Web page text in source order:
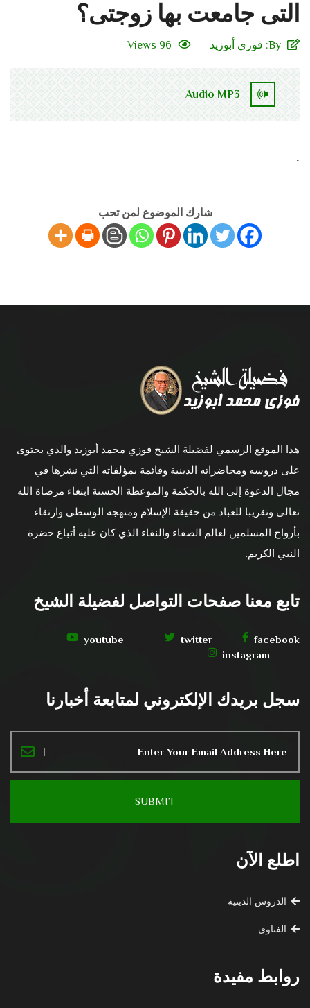
التى جامعت بها زوجتى؟
By: فوزي أبوزيد 96 Views
Audio MP3
.
شارك الموضوع لمن تحب
هذا الموقع الرسمي لفضيلة الشيخ فوزي محمد أبوزيد والذي يحتوى
على دروسه ومحاضراته الدينية وقائمة بمؤلفاته التي نشرها في
مجال الدعوة إلى الله بالحكمة والموعظة الحسنة ابتغاء مرضاة الله
تعالى وتقريبا للعباد من حقيقة الإسلام ومنهجه الوسطي وارتقاء
بأرواح المسلمين لعالم الصفاء والنقاء الذي كان عليه أتباع حضرة
النبي الكريم.
تابع معنا صفحات التواصل لفضيلة الشيخ
facebook
twitter
youtube
instagram
سجل بريدك الإلكتروني لمتابعة أخبارنا
اطلع الآن
الدروس الدينية
الفتاوى
روابط مفيدة